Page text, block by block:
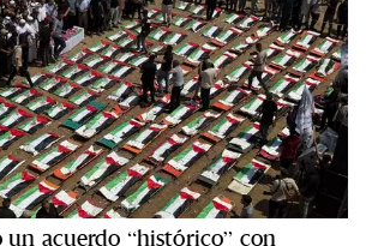
acuerdo “histórico” con